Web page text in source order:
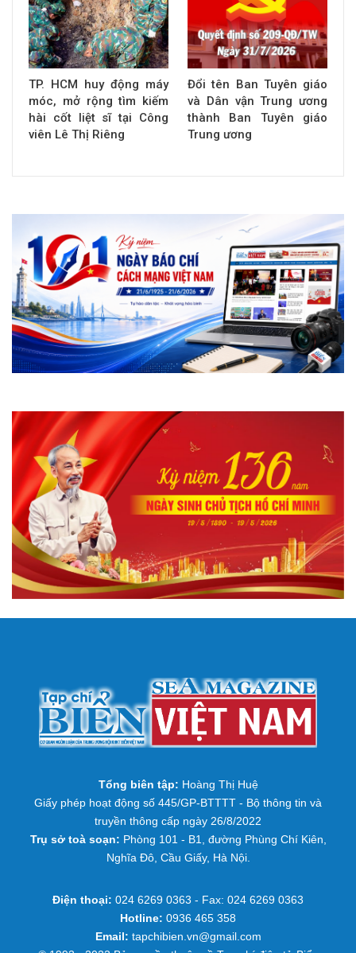
TP. HCM huy động máy
móc, mở rộng tìm kiếm
hài cốt liệt sĩ tại Công
viên Lê Thị Riêng
Đổi tên Ban Tuyên giáo
và Dân vận Trung ương
thành Ban Tuyên giáo
Trung ương
Tổng biên tập: Hoàng Thị Huệ
Giấy phép hoạt động số 445/GP-BTTTT - Bộ thông tin và
truyền thông cấp ngày 26/8/2022
Trụ sở toà soạn: Phòng 101 - B1, đường Phùng Chí Kiên,
Nghĩa Đô, Cầu Giấy, Hà Nội.
Điện thoại: 024 6269 0363 - Fax: 024 6269 0363
Hotline: 0936 465 358
Email: tapchibien.vn@gmail.com